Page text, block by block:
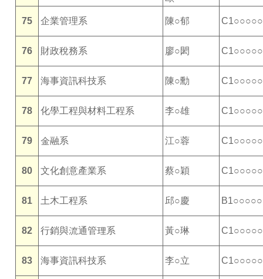
75 企業管理系 陳○郁
76 財政稅務系 廖○閎
77 海事資訊科技系 陳○勳
78 化學工程與材料工程系 李○雄
79 金融系 江○蓉
80 文化創意產業系 蔡○穎
81 土木工程系 邱○慶
82 行銷與流通管理系 黃○琳
83 海事資訊科技系 李○立